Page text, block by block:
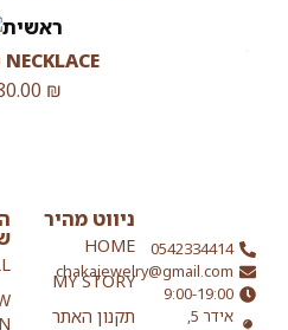
₪
0542334414
chakajewelry@gmail.com
9:00-19:00
אידר 5,
ניווט מהיר
HOME
MY STORY
תקנון האתר